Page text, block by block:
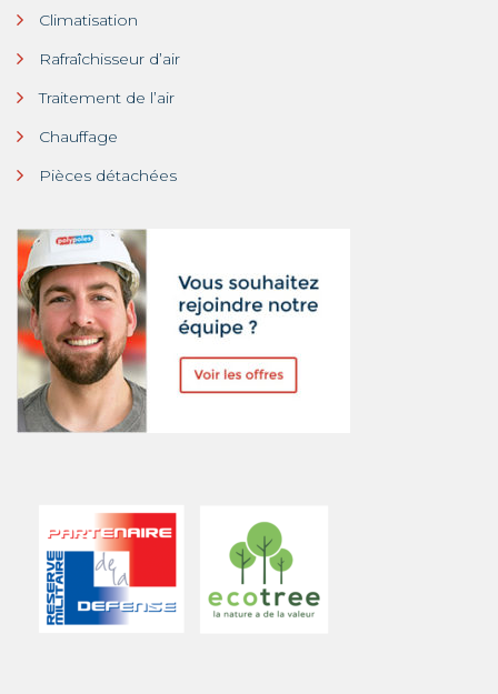
Climatisation
Rafraîchisseur d’air
Traitement de l’air
Chauffage
Pièces détachées